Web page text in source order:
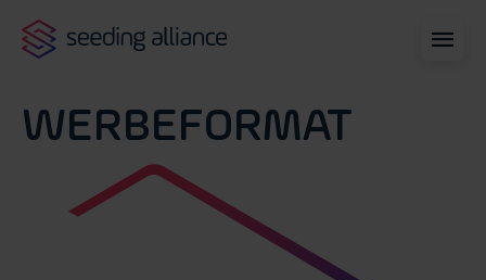
WERBEFORMAT